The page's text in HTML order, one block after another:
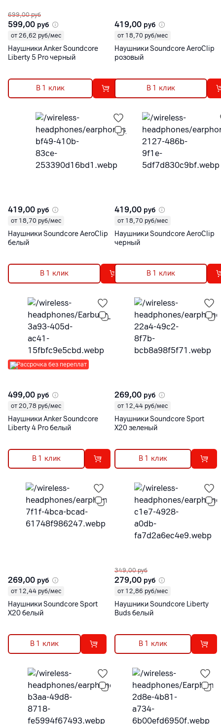
699,00 руб
599,00 руб
от 26,62 руб/мес
Наушники Anker Soundcore
Liberty 5 Pro черный
В 1 клик
419,00 руб
от 18,70 руб/мес
Наушники Soundcore AeroClip
розовый
В 1 клик
419,00 руб
от 18,70 руб/мес
Наушники Soundcore AeroClip
белый
В 1 клик
419,00 руб
от 18,70 руб/мес
Наушники Soundcore AeroClip
черный
В 1 клик
Рассрочка без переплат
499,00 руб
от 20,78 руб/мес
Наушники Anker Soundcore
Liberty 4 Pro белый
В 1 клик
269,00 руб
от 12,44 руб/мес
Наушники Soundcore Sport
X20 зеленый
В 1 клик
269,00 руб
от 12,44 руб/мес
Наушники Soundcore Sport
X20 белый
В 1 клик
349,00 руб
279,00 руб
от 12,86 руб/мес
Наушники Soundcore Liberty
Buds белый
В 1 клик